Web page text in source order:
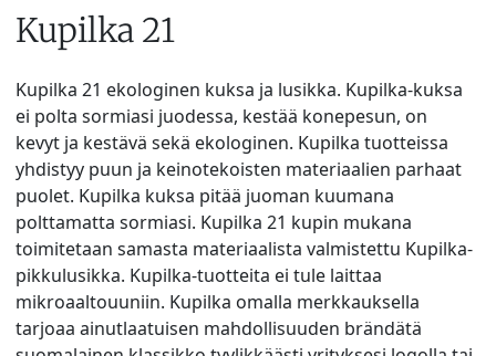
Kupilka 21
Kupilka 21 ekologinen kuksa ja lusikka. Kupilka-kuksa
ei polta sormiasi juodessa, kestää konepesun, on
kevyt ja kestävä sekä ekologinen. Kupilka tuotteissa
yhdistyy puun ja keinotekoisten materiaalien parhaat
puolet. Kupilka kuksa pitää juoman kuumana
polttamatta sormiasi. Kupilka 21 kupin mukana
toimitetaan samasta materiaalista valmistettu Kupilka-
pikkulusikka. Kupilka-tuotteita ei tule laittaa
mikroaaltouuniin. Kupilka omalla merkkauksella
tarjoaa ainutlaatuisen mahdollisuuden brändätä